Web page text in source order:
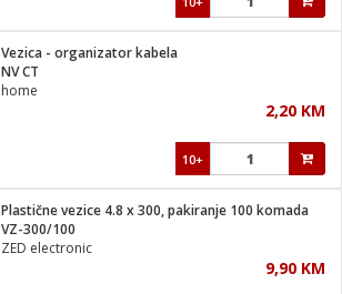
Vezica - organizator kabela
NV CT
home
2,20 KM
10+
Plastične vezice 4.8 x 300, pakiranje 100 komada
VZ-300/100
ZED electronic
9,90 KM